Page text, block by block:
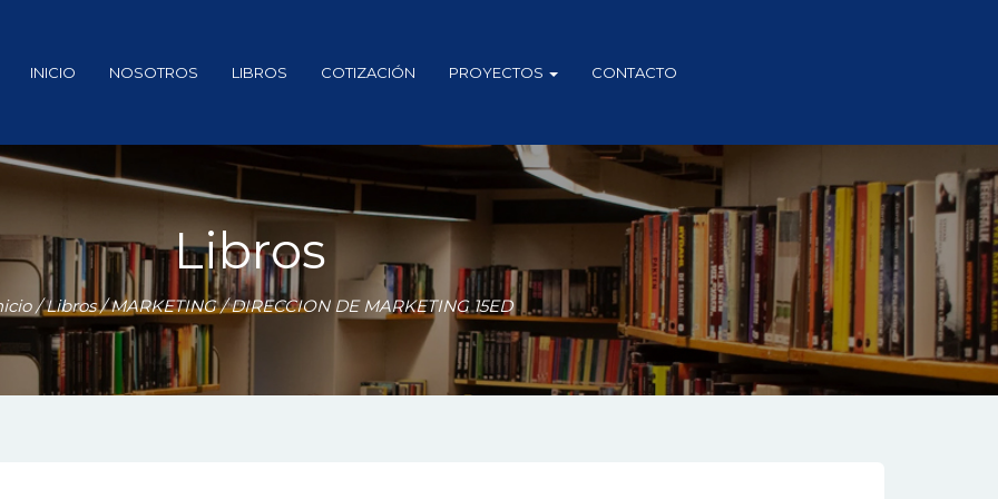
INICIO NOSOTROS LIBROS COTIZACIÓN PROYECTOS CONTACTO
Libros
/Libros/MARKETING/ DIRECCION DE MARKETING 15ED